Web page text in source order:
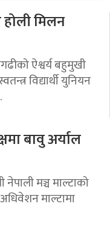
होली मिलन
ऐश्वर्य बहुमुखी
विद्यार्थी युनियन
बावु अर्याल
नेपाली मञ्च माल्टाको
अधिवेशन माल्टामा